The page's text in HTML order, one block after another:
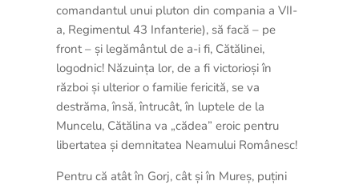
comandantul unui pluton din compania a VII-
a, Regimentul 43 Infanterie), să facă – pe
front – și legământul de a-i fi, Cătălinei,
logodnic! Năzuința lor, de a fi victorioși în
război și ulterior o familie fericită, se va
destrăma, însă, întrucât, în luptele de la
Muncelu, Cătălina va „cădea” eroic pentru
libertatea și demnitatea Neamului Românesc!
Pentru că atât în Gorj, cât și în Mureș, puțini